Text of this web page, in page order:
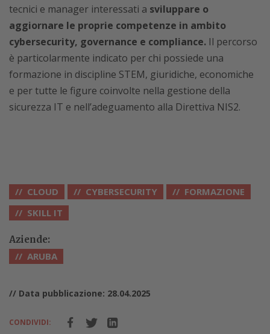
tecnici e manager interessati a sviluppare o
aggiornare le proprie competenze in ambito
cybersecurity, governance e compliance. Il percorso
è particolarmente indicato per chi possiede una
formazione in discipline STEM, giuridiche, economiche
e per tutte le figure coinvolte nella gestione della
sicurezza IT e nell’adeguamento alla Direttiva NIS2.
CLOUD CYBERSECURITY
FORMAZIONE
SKILL IT
Aziende:
ARUBA
// Data pubblicazione: 28.04.2025
CONDIVIDI: